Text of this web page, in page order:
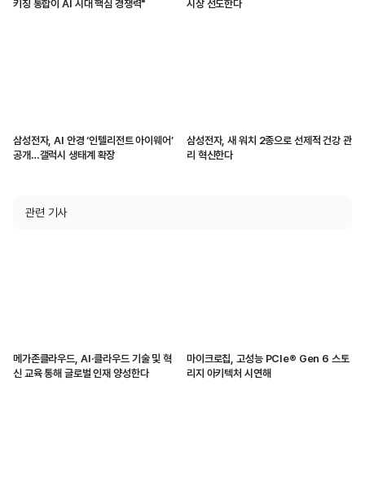
키징 통합이 AI 시대 핵심 경쟁력" 시장 선도한다
삼성전자, AI 안경 ‘인텔리전트 아이웨어’
공개…갤럭시 생태계 확장
삼성전자, 새 워치 2종으로 선제적 건강 관
리 혁신한다
관련 기사
메가존클라우드, AI·클라우드 기술 및 혁
신 교육 통해 글로벌 인재 양성한다
마이크로칩, 고성능 PCIe® Gen 6 스토
리지 아키텍처 시연해